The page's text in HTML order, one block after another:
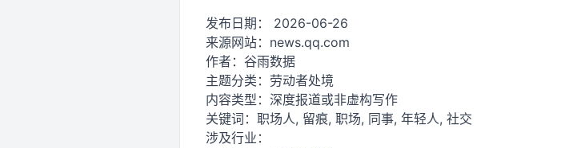
发布日期： 2026-06-26
来源网站： news.qq.com
作者： 谷雨数据
主题分类： 劳动者处境
内容类型： 深度报道或非虚构写作
关键词： 职场人, 留痕, 职场, 同事, 年轻人, 社交
涉及行业：